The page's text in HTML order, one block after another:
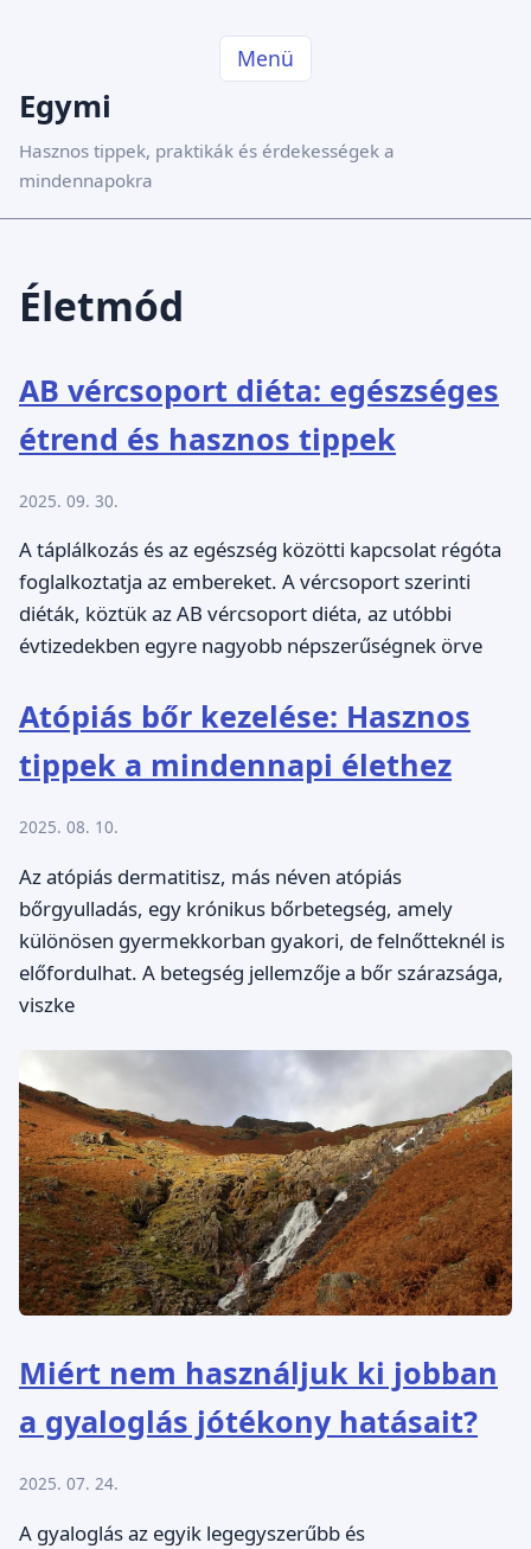
Menü
Egymi
Hasznos tippek, praktikák és érdekességek a
mindennapokra
Életmód
AB vércsoport diéta: egészséges
étrend és hasznos tippek
2025. 09. 30.
A táplálkozás és az egészség közötti kapcsolat régóta
foglalkoztatja az embereket. A vércsoport szerinti
diéták, köztük az AB vércsoport diéta, az utóbbi
évtizedekben egyre nagyobb népszerűségnek örve
Atópiás bőr kezelése: Hasznos
tippek a mindennapi élethez
2025. 08. 10.
Az atópiás dermatitisz, más néven atópiás
bőrgyulladás, egy krónikus bőrbetegség, amely
különösen gyermekkorban gyakori, de felnőtteknél is
előfordulhat. A betegség jellemzője a bőr szárazsága,
viszke
Miért nem használjuk ki jobban
a gyaloglás jótékony hatásait?
2025. 07. 24.
A gyaloglás az egyik legegyszerűbb és